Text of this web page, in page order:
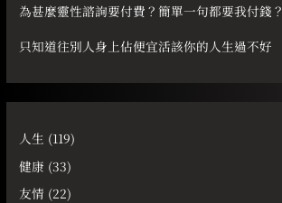
為甚麼靈性諮詢要付費？簡單一句都要我付錢？
只知道往別人身上佔便宜活該你的人生過不好
人生 (119)
健康 (33)
友情 (22)